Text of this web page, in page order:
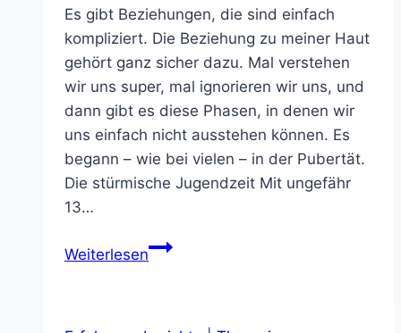
Es gibt Beziehungen, die sind einfach
kompliziert. Die Beziehung zu meiner Haut
gehört ganz sicher dazu. Mal verstehen
wir uns super, mal ignorieren wir uns, und
dann gibt es diese Phasen, in denen wir
uns einfach nicht ausstehen können. Es
begann – wie bei vielen – in der Pubertät.
Die stürmische Jugendzeit Mit ungefähr
13…
WeiterlesenMeine